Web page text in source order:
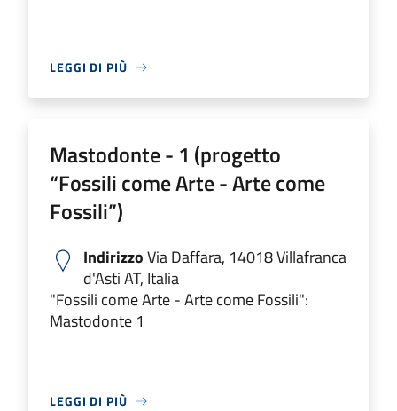
LEGGI DI PIÙ
Mastodonte - 1 (progetto
“Fossili come Arte - Arte come
Fossili”)
IndirizzoVia Daffara, 14018 Villafranca
d'Asti AT, Italia
"Fossili come Arte - Arte come Fossili":
Mastodonte 1
LEGGI DI PIÙ